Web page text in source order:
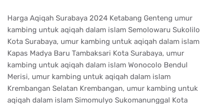
Harga Aqiqah Surabaya 2024 Ketabang Genteng umur
kambing untuk aqiqah dalam islam Semolowaru Sukolilo
Kota Surabaya, umur kambing untuk aqiqah dalam islam
Kapas Madya Baru Tambaksari Kota Surabaya, umur
kambing untuk aqiqah dalam islam Wonocolo Bendul
Merisi, umur kambing untuk aqiqah dalam islam
Krembangan Selatan Krembangan, umur kambing untuk
aqiqah dalam islam Simomulyo Sukomanunggal Kota